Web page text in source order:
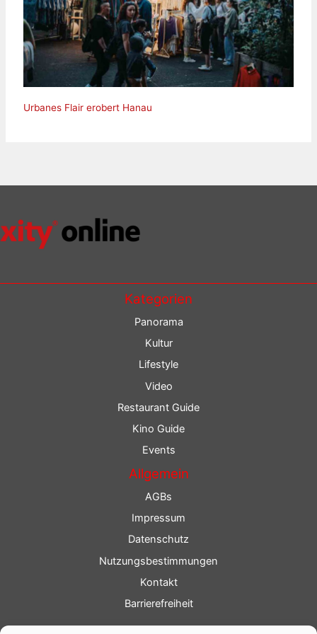
Urbanes Flair erobert Hanau
Kategorien
Panorama
Kultur
Lifestyle
Video
Restaurant Guide
Kino Guide
Events
Allgemein
AGBs
Impressum
Datenschutz
Nutzungsbestimmungen
Kontakt
Barrierefreiheit